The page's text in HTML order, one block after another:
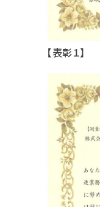
【表彰１】